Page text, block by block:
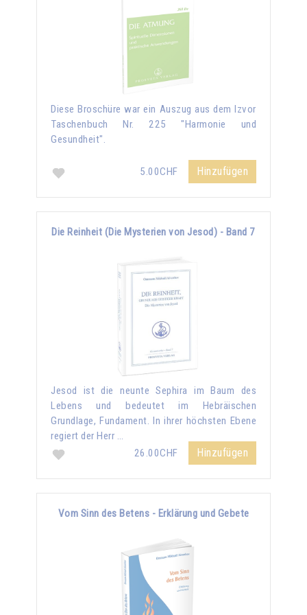
Diese Broschüre war ein Auszug aus dem Izvor
Taschenbuch Nr. 225 "Harmonie und
Gesundheit".
5.00CHF Hinzufügen
Die Reinheit (Die Mysterien von Jesod) - Band 7
Jesod ist die neunte Sephira im Baum des
Lebens und bedeutet im Hebräischen
Grundlage, Fundament. In ihrer höchsten Ebene
regiert der Herr …
26.00CHF
Hinzufügen
Vom Sinn des Betens - Erklärung und Gebete